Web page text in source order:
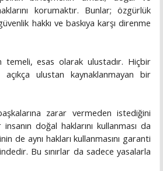
korumaktır. Bunlar; özgürlük
hakkı ve baskıya karşı direnme
temeli, esas olarak ulustadır. Hiçbir
ulustan kaynaklanmayan bir
zarar vermeden istediğini
doğal haklarını kullanması da
de aynı hakları kullanmasını garanti
Bu sınırlar da sadece yasalarla